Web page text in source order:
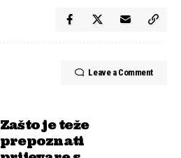
Leave a Comment
Zašto je teže
prepoznati